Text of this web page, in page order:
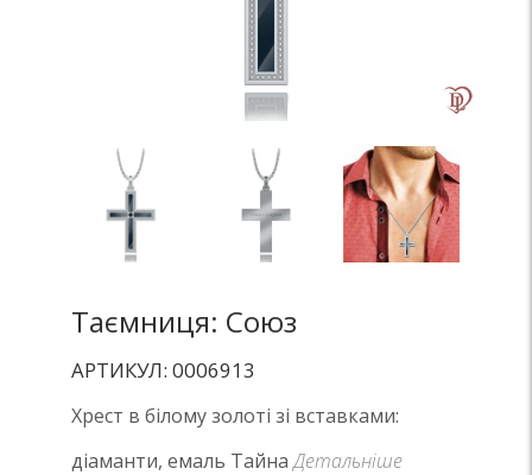
Таємниця: Союз
АРТИКУЛ: 0006913
Хрест в білому золоті зі вставками:
діаманти, емаль ТайнаДетальніше